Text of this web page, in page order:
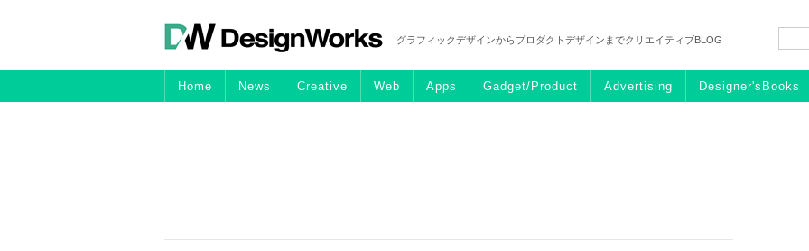
グラフィックデザインからプロダクトデザインまでクリエイティブBLOG
Home News Creative Web Apps Gadget/Product Advertising Designer'sBooks